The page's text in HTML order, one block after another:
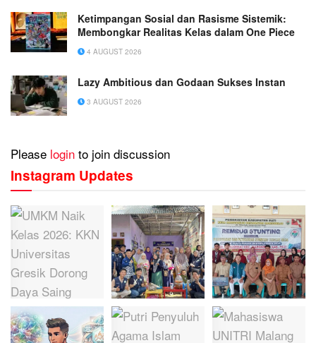
Ketimpangan Sosial dan Rasisme Sistemik:
Membongkar Realitas Kelas dalam One Piece
4 AUGUST 2026
Lazy Ambitious dan Godaan Sukses Instan
3 AUGUST 2026
Please login to join discussion
Instagram Updates